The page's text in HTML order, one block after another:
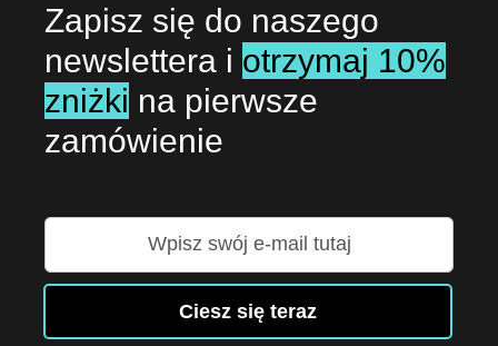
Zapisz się do naszego
newslettera i otrzymaj 10%
zniżki na pierwsze
zamówienie
newsletter:
Ciesz się teraz